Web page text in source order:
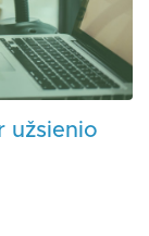
užsienio